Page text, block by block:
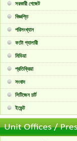
সরকারী গেজেট
বিজ্ঞপ্তি
পরিসংখ্যান
ফটো গ্যালারী
মিডিয়া
প্রতিক্রিয়া
সংবাদ
সিটিজেন চার্ট
ইভেন্ট